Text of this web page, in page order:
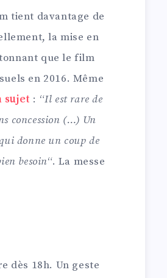
tient davantage de
la mise en
que le film
en 2016. Même
sujet : “Il est rare de
concession (…) Un
donne un coup de
besoin“. La messe
dès 18h. Un geste